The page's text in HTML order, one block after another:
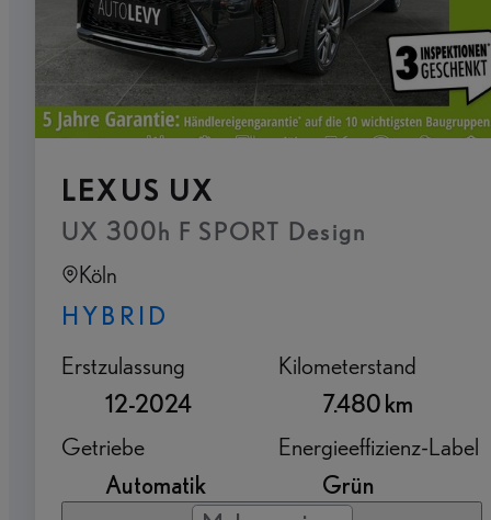
LEXUS UX
UX 300h F SPORT Design
Köln
HYBRID
Erstzulassung
12-2024
Kilometerstand
7.480 km
Getriebe
Automatik
Energieeffizienz-Label
Grün